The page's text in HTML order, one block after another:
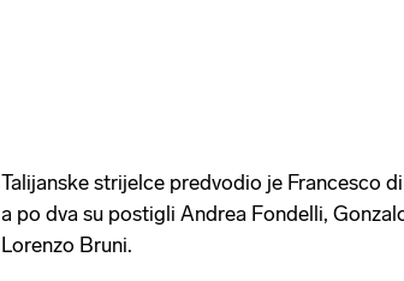
Talijanske strijelce predvodio je Francesco
a po dva su postigli Andrea Fondelli,
Lorenzo Bruni.